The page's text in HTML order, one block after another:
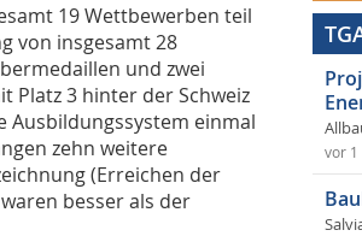
19 Wettbewerben teil
von insgesamt 28
und zwei
Platz 3 hinter der Schweiz
Ausbildungssystem einmal
zehn weitere
(Erreichen der
besser als der
vor 1